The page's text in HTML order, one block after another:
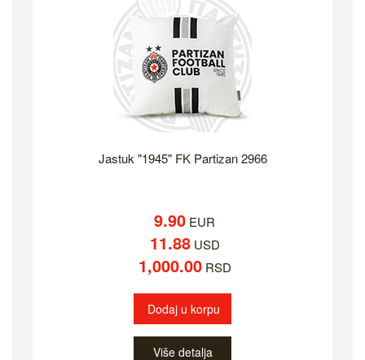
Jastuk "1945" FK Partizan 2966
9.90 EUR
11.88USD
1,000.00RSD
Dodaj u korpu
Više detalja